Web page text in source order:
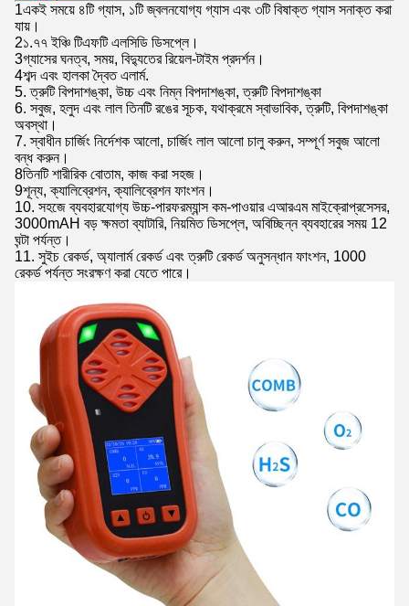
1একই সময়ে ৪টি গ্যাস, ১টি জ্বলনযোগ্য গ্যাস এবং ৩টি বিষাক্ত গ্যাস সনাক্ত করা
যায়।
2১.৭৭ ইঞ্চি টিএফটি এলসিডি ডিসপ্লে।
3গ্যাসের ঘনত্ব, সময়, বিদ্যুতের রিয়েল-টাইম প্রদর্শন।
4শব্দ এবং হালকা দ্বৈত এলার্ম.
5. ত্রুটি বিপদাশঙ্কা, উচ্চ এবং নিম্ন বিপদাশঙ্কা, ত্রুটি বিপদাশঙ্কা
6. সবুজ, হলুদ এবং লাল তিনটি রঙের সূচক, যথাক্রমে স্বাভাবিক, ত্রুটি, বিপদাশঙ্কা
অবস্থা।
7. স্বাধীন চার্জিং নির্দেশক আলো, চার্জিং লাল আলো চালু করুন, সম্পূর্ণ সবুজ আলো
বন্ধ করুন।
8তিনটি শারীরিক বোতাম, কাজ করা সহজ।
9শূন্য, ক্যালিব্রেশন, ক্যালিব্রেশন ফাংশন।
10. সহজে ব্যবহারযোগ্য উচ্চ-পারফরম্যান্স কম-পাওয়ার এআরএম মাইক্রোপ্রসেসর,
3000mAH বড় ক্ষমতা ব্যাটারি, নিয়মিত ডিসপ্লে, অবিচ্ছিন্ন ব্যবহারের সময় 12
ঘন্টা পর্যন্ত।
11. সুইচ রেকর্ড, অ্যালার্ম রেকর্ড এবং ত্রুটি রেকর্ড অনুসন্ধান ফাংশন, 1000
রেকর্ড পর্যন্ত সংরক্ষণ করা যেতে পারে।